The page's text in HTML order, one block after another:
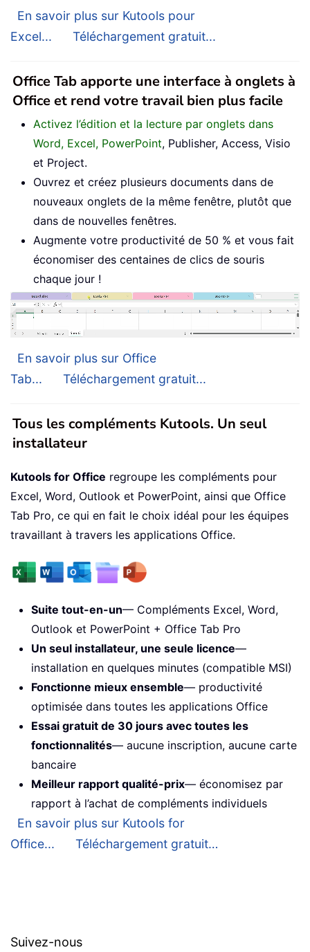
En savoir plus sur Kutools pour
Excel...
Téléchargement gratuit...
Office Tab apporte une interface à onglets à
Office et rend votre travail bien plus facile
Activez l’édition et la lecture par onglets dans
Word, Excel, PowerPoint, Publisher, Access, Visio
et Project.
Ouvrez et créez plusieurs documents dans de
nouveaux onglets de la même fenêtre, plutôt que
dans de nouvelles fenêtres.
Augmente votre productivité de 50 % et vous fait
économiser des centaines de clics de souris
chaque jour !
En savoir plus sur Office
Tab...
Téléchargement gratuit...
Tous les compléments Kutools. Un seul
installateur
Kutools for Office regroupe les compléments pour
Excel, Word, Outlook et PowerPoint, ainsi que Office
Tab Pro, ce qui en fait le choix idéal pour les équipes
travaillant à travers les applications Office.
Suite tout-en-un— Compléments Excel, Word,
Outlook et PowerPoint + Office Tab Pro
Un seul installateur, une seule licence—
installation en quelques minutes (compatible MSI)
Fonctionne mieux ensemble— productivité
optimisée dans toutes les applications Office
Essai gratuit de 30 jours avec toutes les
fonctionnalités— aucune inscription, aucune carte
bancaire
Meilleur rapport qualité-prix— économisez par
rapport à l’achat de compléments individuels
En savoir plus sur Kutools for
Office...
Téléchargement gratuit…
Suivez-nous